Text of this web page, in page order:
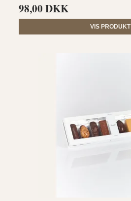
98,00 DKK
VIS PRODUKT